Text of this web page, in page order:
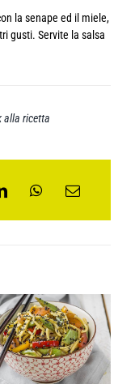
la senape ed il miele,
gusti. Servite la salsa
alla ricetta